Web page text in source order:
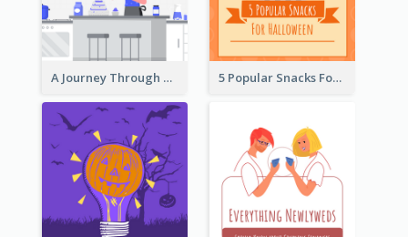
A Journey Through Desserts 5 Popular Snacks For Halloween